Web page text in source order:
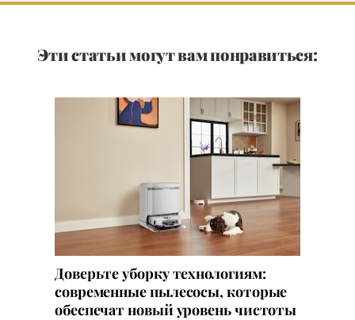
Эти статьи могут вам понравиться:
Доверьте уборку технологиям:
современные пылесосы, которые
обеспечат новый уровень чистоты